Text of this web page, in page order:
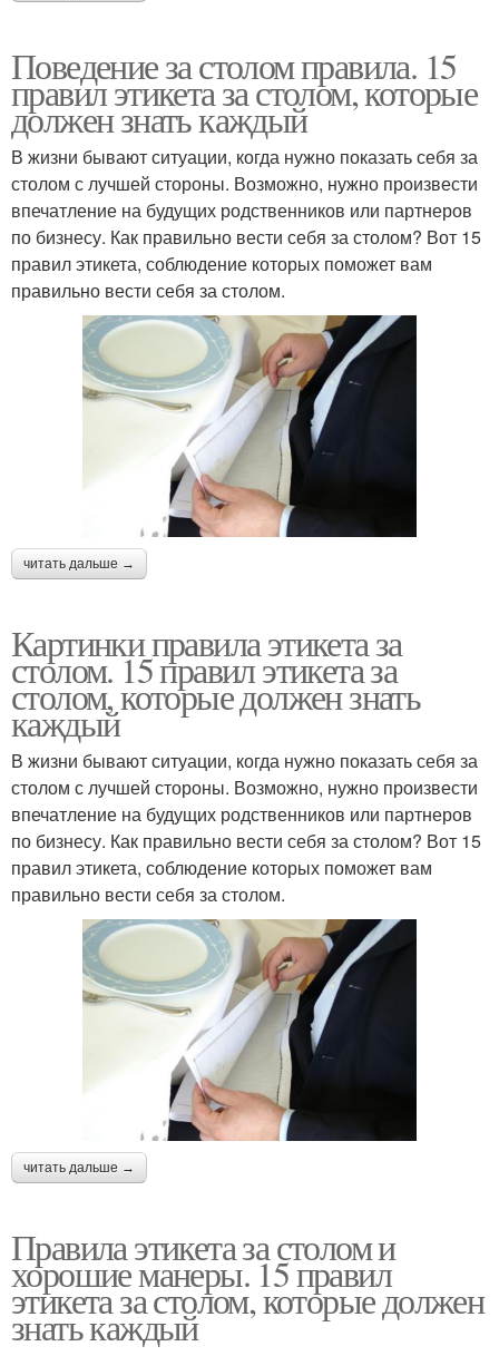
Поведение за столом правила. 15
правил этикета за столом, которые
должен знать каждый
В жизни бывают ситуации, когда нужно показать себя за
столом с лучшей стороны. Возможно, нужно произвести
впечатление на будущих родственников или партнеров
по бизнесу. Как правильно вести себя за столом? Вот 15
правил этикета, соблюдение которых поможет вам
правильно вести себя за столом.
читать дальше →
Картинки правила этикета за
столом. 15 правил этикета за
столом, которые должен знать
каждый
В жизни бывают ситуации, когда нужно показать себя за
столом с лучшей стороны. Возможно, нужно произвести
впечатление на будущих родственников или партнеров
по бизнесу. Как правильно вести себя за столом? Вот 15
правил этикета, соблюдение которых поможет вам
правильно вести себя за столом.
читать дальше →
Правила этикета за столом и
хорошие манеры. 15 правил
этикета за столом, которые должен
знать каждый